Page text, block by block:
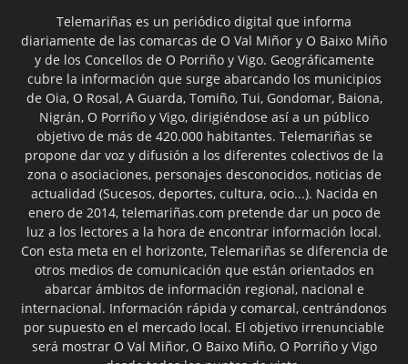
Telemariñas es un periódico digital que informa
diariamente de las comarcas de O Val Miñor y O Baixo Miño
y de los Concellos de O Porriño y Vigo. Geográficamente
cubre la información que surge abarcando los municipios
de Oia, O Rosal, A Guarda, Tomiño, Tui, Gondomar, Baiona,
Nigrán, O Porriño y Vigo, dirigiéndose así a un público
objetivo de más de 420.000 habitantes. Telemariñas se
propone dar voz y difusión a los diferentes colectivos de la
zona o asociaciones, personajes desconocidos, noticias de
actualidad (Sucesos, deportes, cultura, ocio...). Nacida en
enero de 2014, telemariñas.com pretende dar un poco de
luz a los lectores a la hora de encontrar información local.
Con esta meta en el horizonte, Telemariñas se diferencia de
otros medios de comunicación que están orientados en
abarcar ámbitos de información regional, nacional e
internacional. Información rápida y comarcal, centrándonos
por supuesto en el mercado local. El objetivo irrenunciable
será mostrar O Val Miñor, O Baixo Miño, O Porriño y Vigo